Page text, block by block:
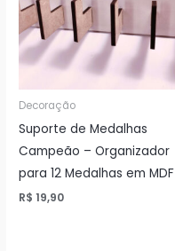
Decoração
Suporte de Medalhas
Campeão – Organizador
para 12 Medalhas em MDF
R$ 19,90